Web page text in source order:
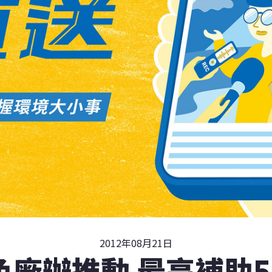
2012年08月21日